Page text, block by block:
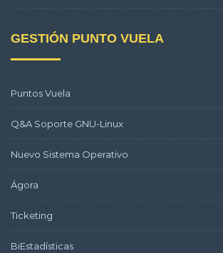
GESTIÓN PUNTO VUELA
Puntos Vuela
Q&A Soporte GNU-Linux
Nuevo Sistema Operativo
Ágora
Ticketing
BiEstadísticas